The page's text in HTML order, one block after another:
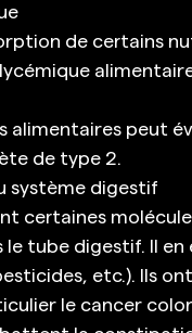
de certains
alimentaires peut
de type 2.
système digestif
certaines
le tube digestif. Il
etc.). Ils
le cancer